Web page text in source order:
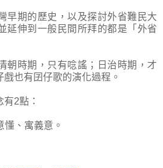
早期的歷史，以及探討外省難民大
延伸到一般民間所拜的都是「外省
朝時期，只有唸謠；日治時期，才
也有囝仔歌的演化過程。
2點：
懂、寓義意。